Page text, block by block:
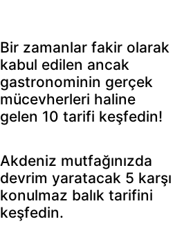
Bir zamanlar fakir olarak
kabul edilen ancak
gastronominin gerçek
mücevherleri haline
gelen 10 tarifi keşfedin!
Akdeniz mutfağınızda
devrim yaratacak 5 karşı
konulmaz balık tarifini
keşfedin.